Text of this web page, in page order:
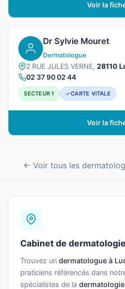
Voir la
Dr Sylvie Mouret
Dermatologue
2 RUE JULES VERNE, 28110
02 37 90 02 44
SECTEUR 1 CARTE VITALE
Voir la
← Voir tous les
Cabinet de
Trouvez un dermatologue à
praticiens référencés dans
spécialistes de la